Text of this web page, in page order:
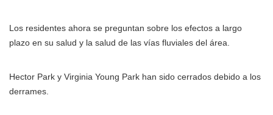
Los residentes ahora se preguntan sobre los efectos a largo
plazo en su salud y la salud de las vías fluviales del área.
Hector Park y Virginia Young Park han sido cerrados debido a los
derrames.